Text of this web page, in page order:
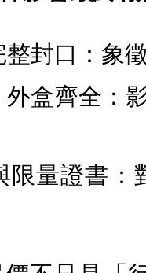
封口： 象
盒齊全：
量證書：